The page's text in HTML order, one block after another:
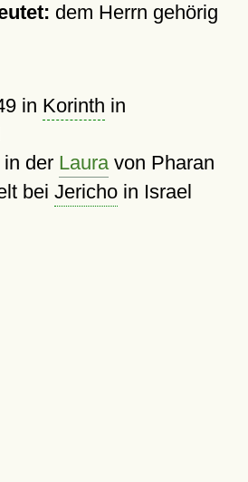
dem Herrn gehörig
in Korinth in
der Lauravon Pharan
bei Jerichoin Israel